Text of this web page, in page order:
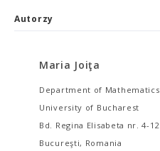
Autorzy
Maria Joiţa
Department of Mathematics
University of Bucharest
Bd. Regina Elisabeta nr. 4-12
Bucureşti, Romania